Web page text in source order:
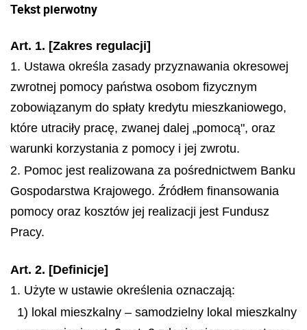
Tekst pierwotny
Art. 1. [Zakres regulacji]
1. Ustawa określa zasady przyznawania okresowej
zwrotnej pomocy państwa osobom fizycznym
zobowiązanym do spłaty kredytu mieszkaniowego,
które utraciły pracę, zwanej dalej „pomocą", oraz
warunki korzystania z pomocy i jej zwrotu.
2. Pomoc jest realizowana za pośrednictwem Banku
Gospodarstwa Krajowego. Źródłem finansowania
pomocy oraz kosztów jej realizacji jest Fundusz
Pracy.
Art. 2. [Definicje]
1. Użyte w ustawie określenia oznaczają:
1) lokal mieszkalny – samodzielny lokal mieszkalny